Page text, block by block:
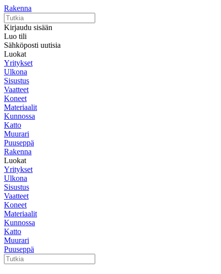
Rakenna
Kirjaudu sisään
Luo tili
Sähköposti uutisia
Luokat
Yritykset
Ulkona
Sisustus
Vaatteet
Koneet
Materiaalit
Kunnossa
Katto
Muurari
Puuseppä
Rakenna
Luokat
Yritykset
Ulkona
Sisustus
Vaatteet
Koneet
Materiaalit
Kunnossa
Katto
Muurari
Puuseppä